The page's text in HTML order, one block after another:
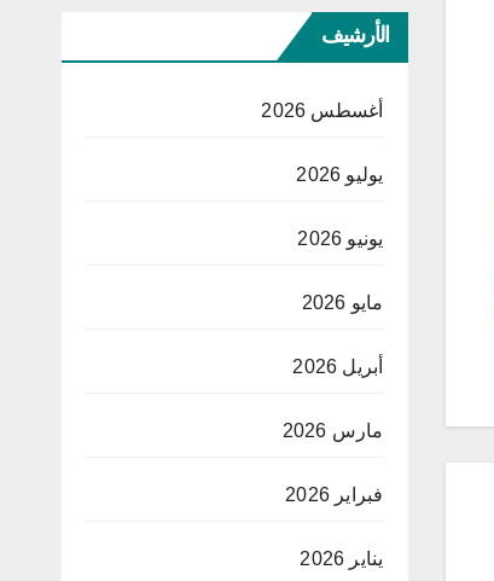
الأرشيف
أغسطس 2026
يوليو 2026
يونيو 2026
مايو 2026
أبريل 2026
مارس 2026
فبراير 2026
يناير 2026